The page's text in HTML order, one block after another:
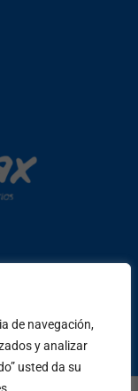
de navegación,
y analizar
usted da su